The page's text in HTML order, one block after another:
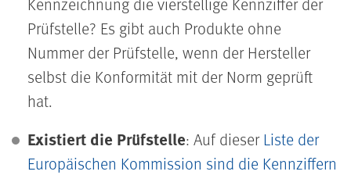
Prüfstelle? Es gibt auch Produkte ohne
Nummer der Prüfstelle, wenn der Hersteller
selbst die Konformität mit der Norm geprüft
hat.
Existiert die Prüfstelle: Auf dieserListe der
Europäischen Kommission sind die Kennziffern